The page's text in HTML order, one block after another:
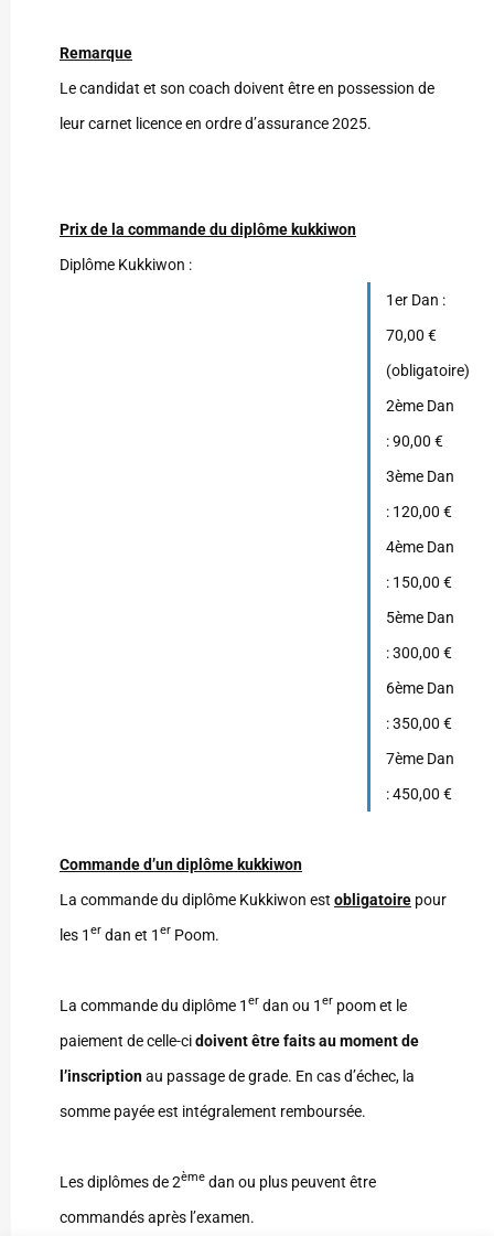
Remarque
Le candidat et son coach doivent être en possession de
leur carnet licence en ordre d’assurance 2025.
Prix de la commande du diplôme kukkiwon
Diplôme Kukkiwon :
1er Dan :
70,00 €
(obligatoire)
2ème Dan
: 90,00 €
3ème Dan
: 120,00 €
4ème Dan
: 150,00 €
5ème Dan
: 300,00 €
6ème Dan
: 350,00 €
7ème Dan
: 450,00 €
Commande d’un diplôme kukkiwon
La commande du diplôme Kukkiwon est obligatoire pour
les 1 er dan et 1 er Poom.
La commande du diplôme 1 er dan ou 1 er poom et le
paiement de celle-cidoivent être faits au moment de
l’inscriptionau passage de grade. En cas d’échec, la
somme payée est intégralement remboursée.
Les diplômes de 2ème dan ou plus peuvent être
commandés après l’examen.